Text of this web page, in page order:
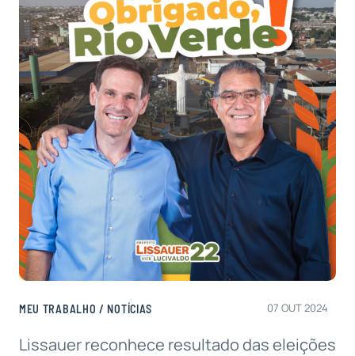
MEU TRABALHO /NOTÍCIAS 07 OUT 2024
Lissauer reconhece resultado das eleições